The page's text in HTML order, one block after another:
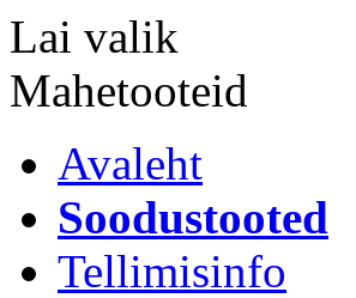
Lai valik
Mahetooteid
Avaleht
Soodustooted
Tellimisinfo